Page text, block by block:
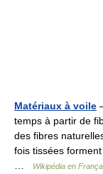
Matériaux à voile
temps à partir de
des fibres
fois tissées
Wikipédia en